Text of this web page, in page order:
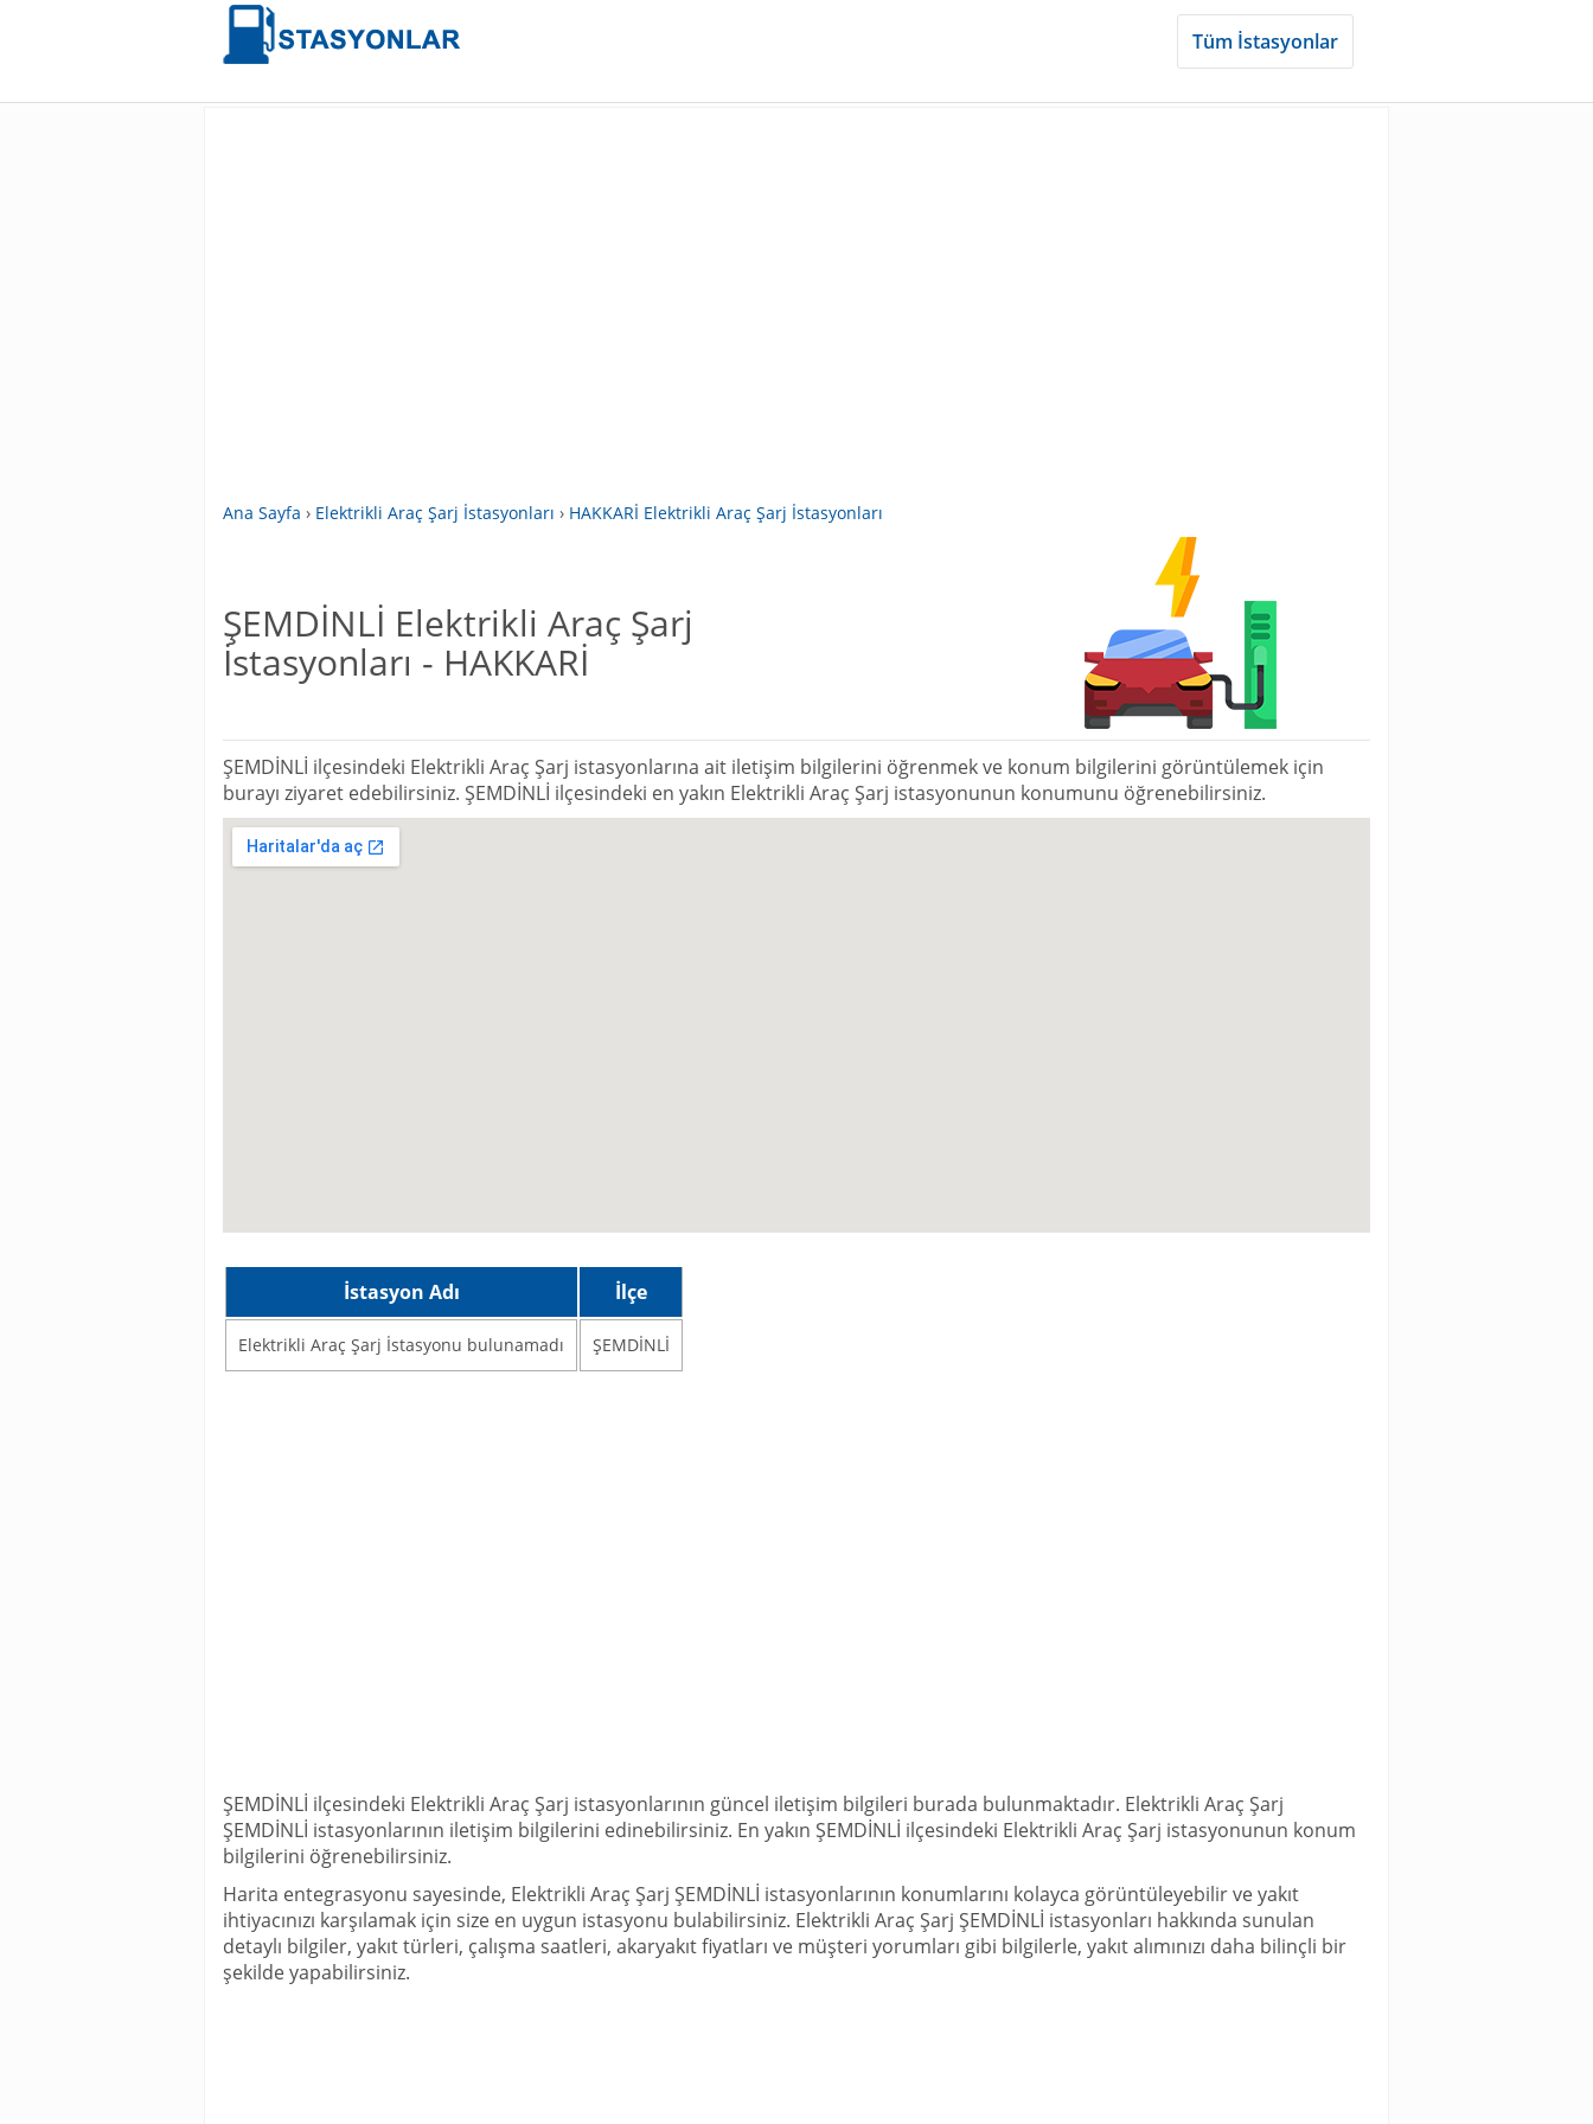
Tüm İstasyonlar
Ana Sayfa › Elektrikli Araç Şarj İstasyonları › HAKKARİ Elektrikli Araç Şarj İstasyonları
ŞEMDİNLİ Elektrikli Araç Şarj
İstasyonları - HAKKARİ
ŞEMDİNLİ ilçesindeki Elektrikli Araç Şarj istasyonlarına ait iletişim bilgilerini öğrenmek ve konum bilgilerini görüntülemek için
burayı ziyaret edebilirsiniz. ŞEMDİNLİ ilçesindeki en yakın Elektrikli Araç Şarj istasyonunun konumunu öğrenebilirsiniz.
İstasyon Adı İlçe
Elektrikli Araç Şarj İstasyonu bulunamadı ŞEMDİNLİ
ŞEMDİNLİ ilçesindeki Elektrikli Araç Şarj istasyonlarının güncel iletişim bilgileri burada bulunmaktadır. Elektrikli Araç Şarj
ŞEMDİNLİ istasyonlarının iletişim bilgilerini edinebilirsiniz. En yakın ŞEMDİNLİ ilçesindeki Elektrikli Araç Şarj istasyonunun konum
bilgilerini öğrenebilirsiniz.
Harita entegrasyonu sayesinde, Elektrikli Araç Şarj ŞEMDİNLİ istasyonlarının konumlarını kolayca görüntüleyebilir ve yakıt
ihtiyacınızı karşılamak için size en uygun istasyonu bulabilirsiniz. Elektrikli Araç Şarj ŞEMDİNLİ istasyonları hakkında sunulan
detaylı bilgiler, yakıt türleri, çalışma saatleri, akaryakıt fiyatları ve müşteri yorumları gibi bilgilerle, yakıt alımınızı daha bilinçli bir
şekilde yapabilirsiniz.